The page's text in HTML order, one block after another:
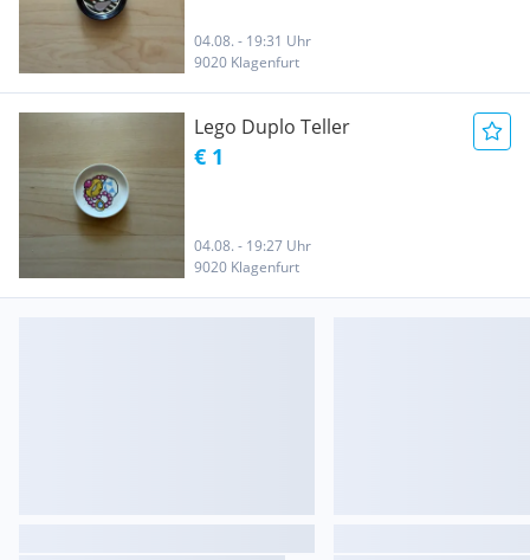
04.08. - 19:31 Uhr
9020 Klagenfurt
Lego Duplo Teller
€ 1
04.08. - 19:27 Uhr
9020 Klagenfurt